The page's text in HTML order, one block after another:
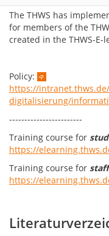
The THWS has
for members of the
created in the THWS-E-
Policy:
https://
digitalisierung/
------------------------
Training course for
https://
Training course for staff
https://